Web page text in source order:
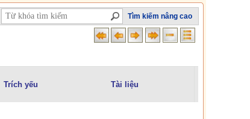
Tìm kiếm nâng cao
Trích yếu Tài liệu